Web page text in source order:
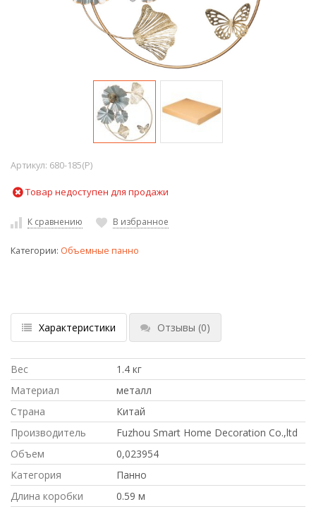
Артикул: 680-185(P)
Товар недоступен для продажи
К сравнению В избранное
Категории: Объемные панно
Характеристики Отзывы (0)
Вес
1.4 кг
Материал
металл
Страна
Китай
Производитель
Fuzhou Smart Home Decoration Co.,ltd
Объем
0,023954
Категория
Панно
Длина коробки
0.59 м